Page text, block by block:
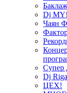
Dj MY!
Чаян
Супер
Dj
ЦЕХ!